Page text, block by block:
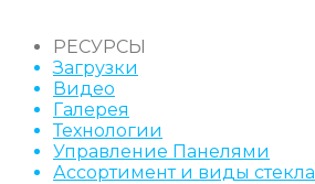
РЕСУРСЫ
Загрузки
Видео
Галерея
Технологии
Управление Панелями
Ассортимент и виды стекла